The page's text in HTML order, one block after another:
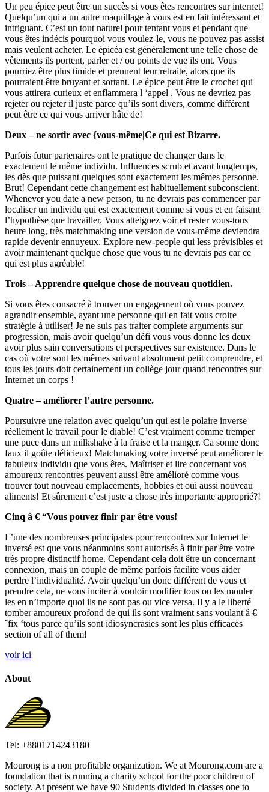
Un peu épice peut être un succès si vous êtes rencontres sur internet!
Quelqu’un qui a un autre maquillage à vous est en fait intéressant et
intriguant. C’est un tout naturel pour tentant vous et pendant que
vous êtes indécis pourquoi vous voulez-le, vous ne pouvez pas assist
mais veulent acheter. Le épicéa est généralement une telle chose de
vêtements ils portent, parler et / ou points de vue ils ont. Vous
pourriez être plus timide et prennent leur retraite, alors que ils
pourraient être bruyant et sortant. Le épice peut être le crochet qui
vous attirera curieux et enflammera l ‘appel . Vous ne devriez pas
rejeter ou rejeter il juste parce qu’ils sont divers, comme différent
peut être ce qui vous arriver hâte de!
Deux – ne sortir avec {vous-même|Ce qui est Bizarre.
Parfois futur partenaires ont le pratique de changer dans le
exactement le même individu. Influences scrub et avant longtemps,
les dès que puissant quelques sont exactement les mêmes personne.
Brut! Cependant cette changement est habituellement subconscient.
Whenever you date a new person, tu ne devrais pas commencer par
localiser un individu qui est exactement comme si vous et en faisant
l’hypothèse que travailler. Vous atteignez voir et rester vous-tous
heure long, très matchmaking une version de vous-même deviendra
rapide devenir ennuyeux. Explore new-people qui less prévisibles et
avoir maintenant quelque chose que vous tu ne devrais pas car ce
qui est plus agréable!
Trois – Apprendre quelque chose de nouveau quotidien.
Si vous êtes consacré à trouver un engagement où vous pouvez
agrandir ensemble, ayant une personne qui en fait vous croire
stratégie à utiliser! Je ne suis pas traiter complete arguments sur
progression, mais avoir quelqu’un défi vous vous donne les deux
avoir plus sain conversations et perspectives sur existence. Dans le
cas où votre sont les mêmes suivant absolument petit comprendre, et
tous les jours doit certainement un collège jour quand rencontres sur
Internet un corps !
Quatre – améliorer l’autre personne.
Poursuivre une relation avec quelqu’un qui est le polaire inverse
réellement le travail pour le diable! C’est vraiment comme tremper
une puce dans un milkshake à la fraise et la manger. Ca sonne donc
faux il goûte délicieux! Matchmaking votre inversé peut améliorer le
fabuleux individu que vous êtes. Maîtriser et lire concernant vos
amoureux rencontres peuvent aussi être amélioré comme vous
trouver tout nouveau emplacements, hobbies et oui aussi nouveau
aliments! Et sûrement c’est juste a chose très importante approprié?!
Cinq â € “Vous pouvez finir par être vous!
L’une des nombreuses principales pour rencontres sur Internet le
inversé est que vous néanmoins sont autorisés à finir par être votre
très propre distinctif home. Cependant cela doit être un concernant
connexion, mais un couple de même parfois facilite vous aider
perdre l’individualité. Avoir quelqu’un donc différent de vous et
prendre cela, ne vous inciter à vouloir modifier tous ou les mouler
les en n’importe quoi ils ne sont pas ou vice versa. Il y a le liberté
tomber amoureux profond de qui ils sont vraiment sans voulant â €
˜fix ‘tous parce qu’ils sont idiosyncrasies sont les plus efficaces
section of all of them!
voir ici
About
Tel: +8801714243180
Mourong is a non profitable organization. We at Mourong.com are a
foundation that is running a charity school for the poor children of
society. At present we have 90 Students divided in classes one to